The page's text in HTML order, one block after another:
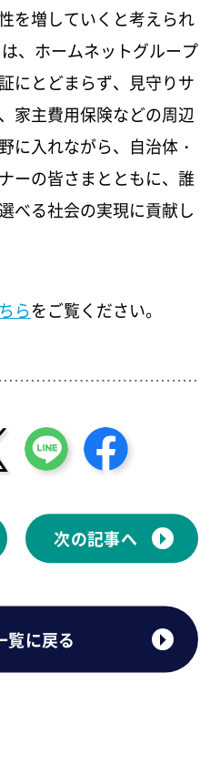
を増していくと考えられ
、ホームネットグループ
にとどまらず、見守りサ
家主費用保険などの周辺
に入れながら、自治体・
ーの皆さまとともに、誰
べる社会の実現に貢献し
らをご覧ください。
次の記事へ
覧に戻る